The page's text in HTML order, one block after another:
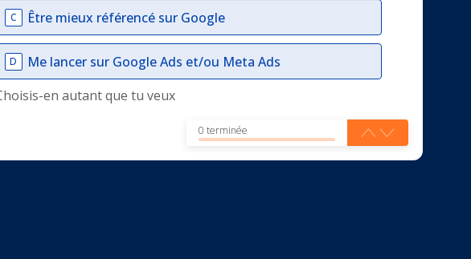
C Être mieux référencé sur Google
D
Me lancer sur Google Ads et/ou Meta Ads
en autant que tu veux
0 terminée